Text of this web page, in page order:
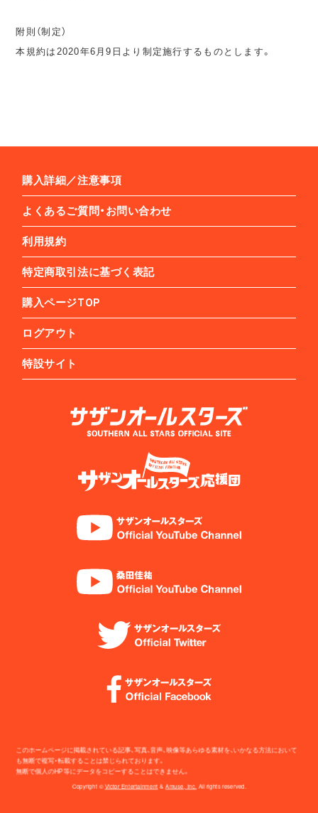
附則（制定）
本規約は2020年6月9日より制定施行するものとします。
購入詳細／注意事項
よくあるご質問・お問い合わせ
利用規約
特定商取引法に基づく表記
購入ページTOP
ログアウト
特設サイト
このホームページに掲載されている記事、写真、音声、映像等あらゆる素材を、いかなる方法において
も無断で複写・転載することは禁じられております。
無断で個人のHP等にデータをコピーすることはできません。
Copyright ©Victor Entertainment &Amuse, Inc. All rights reserved.